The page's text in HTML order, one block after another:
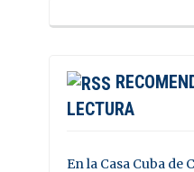
LECTURA
En la Casa Cuba de